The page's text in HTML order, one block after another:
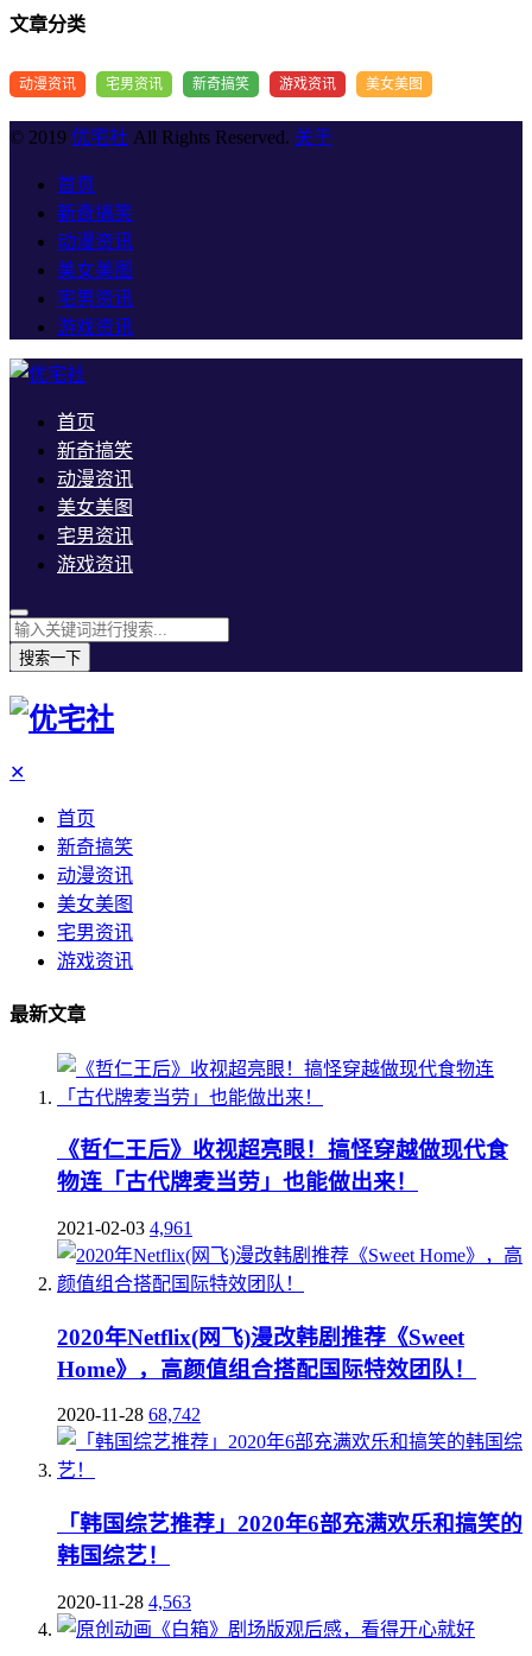
文章分类
动漫资讯 宅男资讯 新奇搞笑 游戏资讯 美女美图
© 2019 优宅社 All Rights Reserved. 关于
首页
新奇搞笑
动漫资讯
美女美图
宅男资讯
游戏资讯
首页
新奇搞笑
动漫资讯
美女美图
宅男资讯
游戏资讯
搜索一下
✕
首页
新奇搞笑
动漫资讯
美女美图
宅男资讯
游戏资讯
最新文章
《哲仁王后》收视超亮眼！搞怪穿越做现代食
物连「古代牌麦当劳」也能做出来！
2021-02-03 4,961
2020年Netflix(网飞)漫改韩剧推荐《Sweet
Home》，高颜值组合搭配国际特效团队！
2020-11-28 68,742
「韩国综艺推荐」2020年6部充满欢乐和搞笑的
韩国综艺！
2020-11-28 4,563